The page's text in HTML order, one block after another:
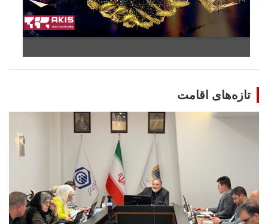
تازه‌های اقامت